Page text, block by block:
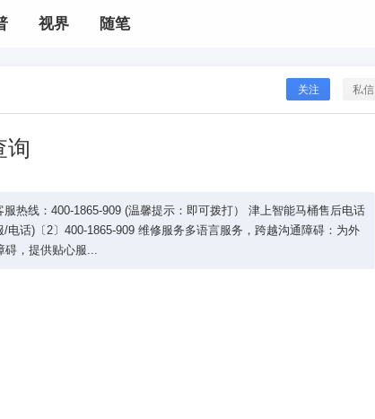
视界 随笔
关注 私信
询
热线：400-1865-909 (温馨提示：即可拨打） 津上智能马桶售后电话
话)〔2〕400-1865-909 维修服务多语言服务，跨越沟通障碍：为外
碍，提供贴心服...